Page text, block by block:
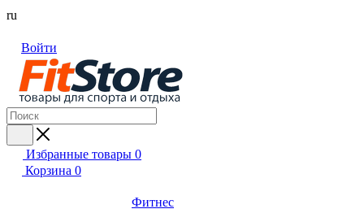
ru
Войти
Избранные товары 0
Корзина 0
Фитнес